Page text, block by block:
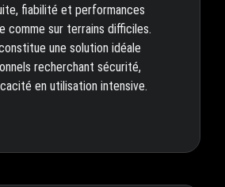
fiabilité et performances
comme sur terrains difficiles.
une solution idéale
recherchant sécurité,
en utilisation intensive.